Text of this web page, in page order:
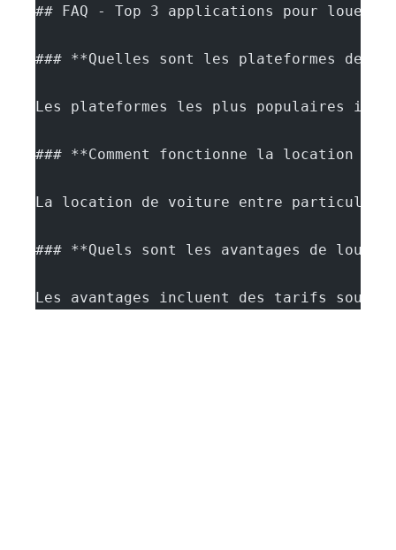
## FAQ - Top 3 applications pour louer
### **Quelles sont les plateformes de
Les plateformes les plus populaires
### **Comment fonctionne la location
La location de voiture entre
### **Quels sont les avantages de
Les avantages incluent des tarifs